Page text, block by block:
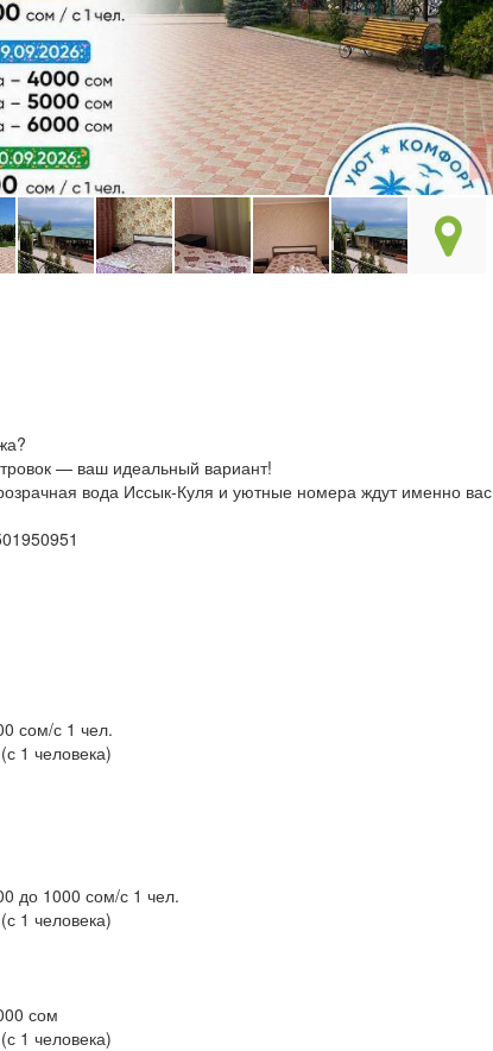
— ваш идеальный вариант!
вода Иссык-Куля и уютные номера ждут именно вас
сом/с 1 чел.
1 человека)
до 1000 сом/с 1 чел.
1 человека)
сом
1 человека)